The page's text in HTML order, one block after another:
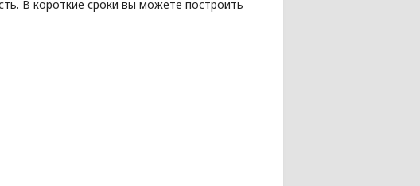
В короткие сроки вы можете построить